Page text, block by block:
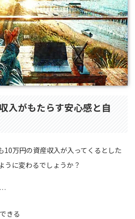
入がもたらす安心感と自
10万円の資産収入が入ってくるとした
うに変わるでしょうか？
きる